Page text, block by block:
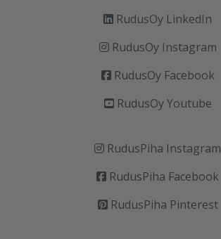
RudusOy LinkedIn
RudusOy Instagram
RudusOy Facebook
RudusOy Youtube
RudusPiha Instagram
RudusPiha Facebook
RudusPiha Pinterest